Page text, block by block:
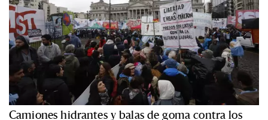
Camiones hidrantes y balas de goma contra los